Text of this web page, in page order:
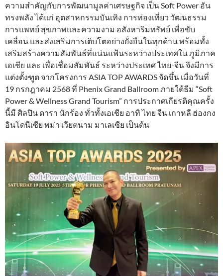
ความสำคัญกับการพัฒนามูลค่าเศรษฐกิจ เป็น Soft Power อัน
ทรงพลัง ได้แก่ อุตสาหกรรมบันเทิง การท่องเที่ยว วัฒนธรรม
การแพทย์ สุขภาพและความงาม อสังหาริมทรัพย์ เพื่อขับ
เคลื่อน และส่งเสริมการเติบโตอย่างยั่งยืนในทุกด้าน พร้อมทั้ง
เสริมสร้างความสัมพันธ์ที่แน่นแฟ้นระหว่างประเทศใน ภูมิภาค
เอเชีย และ เพื่อเชื่อมสัมพันธ์ ระหว่างประเทศ ไทย-จีน จึงมีการ
แต่งตั้งฑูต จากโครงการ ASIA TOP AWARDS จัดขึ้น เมื่อวันที่
19 กรกฎาคม 2568 ที่ Phenix Grand Ballroom ภายใต้ธีม “Soft
Power & Wellness Grand Tourism” การประกาศเกียรติคุณครั้ง
นี้มี ศิลปิน ดารา นักร้อง ทั่วทั้งเอเชีย อาทิ ไทย จีน เกาหลี ฮ่องกง
อินโดนีเซีย พม่า เวียตนาม มาเลเซีย เป็นต้น